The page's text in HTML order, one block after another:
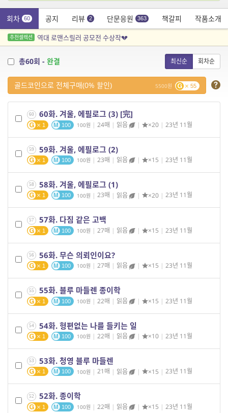
회차 60 공지 리뷰 2 단문응원 363 책갈피 작품소개
추천셀렉션 역대 로맨스릴러 공모전 수상작💔
총60회 - 완결 최신순 회차순
5500 55
골드코인으로 전체구매(0% 할인)
60 60화. 겨울, 에필로그 (3) [完]
1 100 100 | 24매 | 읽음 | ×20 | 23년 11월
59 59화. 겨울, 에필로그 (2)
1 100 100 | 23매 | 읽음 | ×15 | 23년 11월
58 58화. 겨울, 에필로그 (1)
1 100 100 | 23매 | 읽음 | ×20 | 23년 11월
57 57화. 다짐 같은 고백
1 100 100 | 27매 | 읽음 | ×15 | 23년 11월
56 56화. 무슨 의뢰인이요?
1 100 100 | 27매 | 읽음 | ×15 | 23년 11월
55 55화. 블루 마들렌 종이학
1 100 100 | 22매 | 읽음 | ×15 | 23년 11월
54 54화. 형편없는 나를 들키는 일
1 100 100 | 22매 | 읽음 | ×10 | 23년 11월
53 53화. 청영 블루 마들렌
1 100 100 | 21매 | 읽음 | ×15 | 23년 11월
52 52화. 종이학
1 100 100 | 22매 | 읽음 | ×15 | 23년 11월